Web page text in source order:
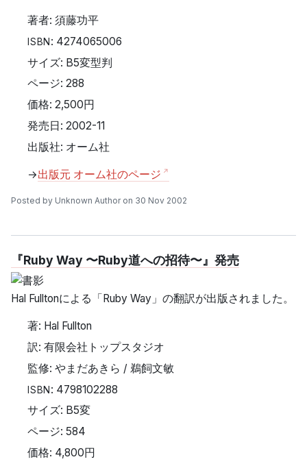
著者: 須藤功平
ISBN : 4274065006
サイズ: B5変型判
ページ: 288
価格: 2,500円
発売日: 2002-11
出版社: オーム社
→出版元 オーム社のページ
Posted by Unknown Author on 30 Nov 2002
『Ruby Way 〜Ruby道への招待〜』発売
Hal Fulltonによる「Ruby Way」の翻訳が出版されました。
著: Hal Fullton
訳: 有限会社トップスタジオ
監修: やまだあきら / 鵜飼文敏
ISBN: 4798102288
サイズ: B5変
ページ: 584
価格: 4,800円